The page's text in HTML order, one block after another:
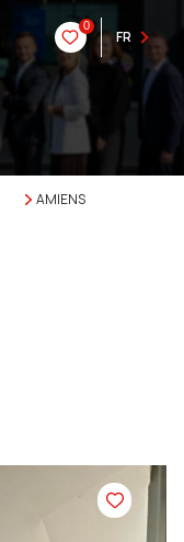
0
FR
AMIENS